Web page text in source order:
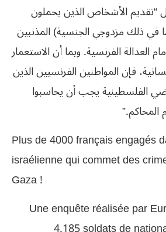
“تقديم الأشخاص الذين يحملون
في ذلك مزدوجي الجنسية) المذنبين
العدالة الفرنسية. وبما أن الاستعمار
فإن المواطنين الفرنسيين الذين
الفلسطينية يجب أن يحاسبوا
المحاكم.”
Plus de 4000 français engagés
israélienne qui commet des
Gaza !
Une enquête réalisée par